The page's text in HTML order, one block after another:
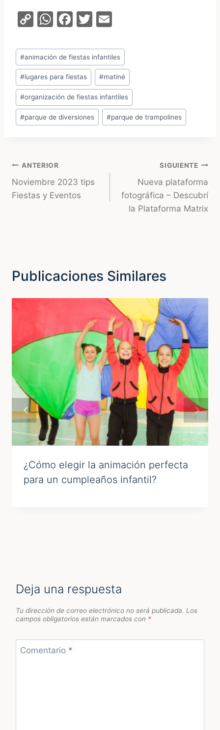
C
p
y
Li
n
k
W
at
s
A
p
p
F
c
e
b
o
o
k
T
itt
er
ai
l
Etiquetas
de
la
entrada:
#animación de fiestas infantiles
#lugares para fiestas #matiné
#organización de fiestas infantiles
#parque de diversiones #parque de trampolines
Navegación
de
ANTERIOR
Noviembre 2023 tips
Fiestas y Eventos
SIGUIENTE
Nueva plataforma
fotográfica – Descubrí
la Plataforma Matrix
Publicaciones Similares
¿Cómo elegir la animación perfecta
para un cumpleaños infantil?
Deja una respuesta
Tu dirección de correo electrónico no será publicada. Los
campos obligatorios están marcados con *
Comentario *